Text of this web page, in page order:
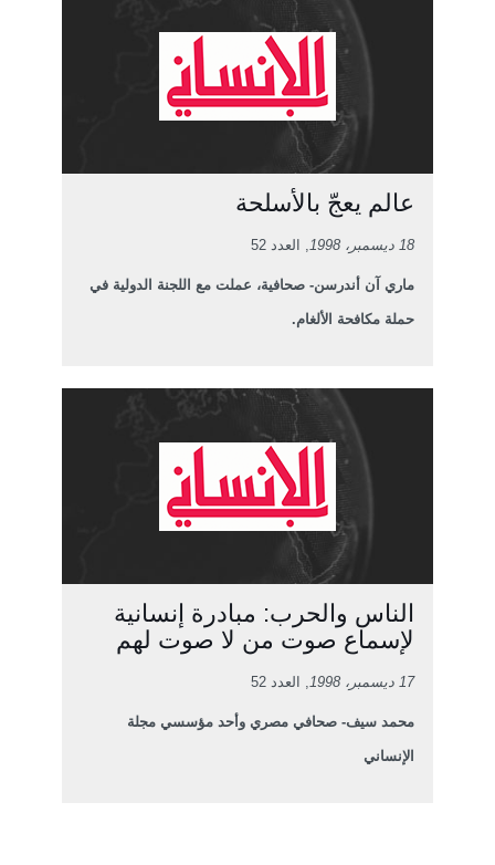
عالم يعجّ بالأسلحة
18 ديسمبر، 1998 , العدد 52
ماري آن أندرسن- صحافية، عملت مع اللجنة الدولية في
حملة مكافحة الألغام.
الناس والحرب: مبادرة إنسانية
لإسماع صوت من لا صوت لهم
17 ديسمبر، 1998 , العدد 52
محمد سيف- صحافي مصري وأحد مؤسسي مجلة
الإنساني